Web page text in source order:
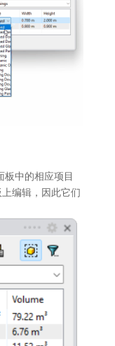
板中的相应项目
编辑，因此它们